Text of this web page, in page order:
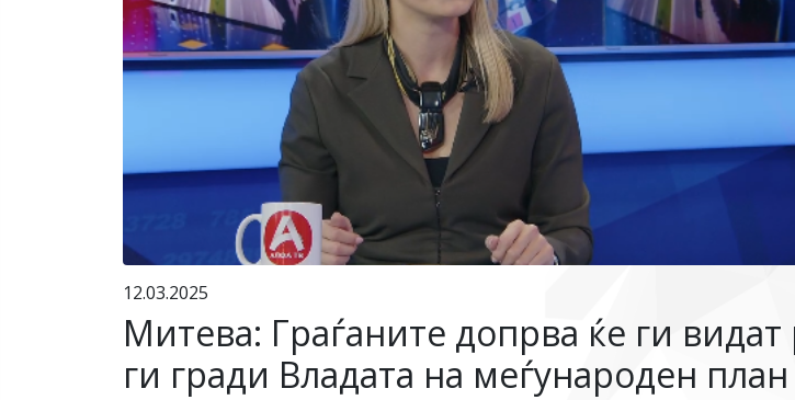
12.03.2025
Митева: Граѓаните допрва ќе ги
ги гради Владата на меѓународен план